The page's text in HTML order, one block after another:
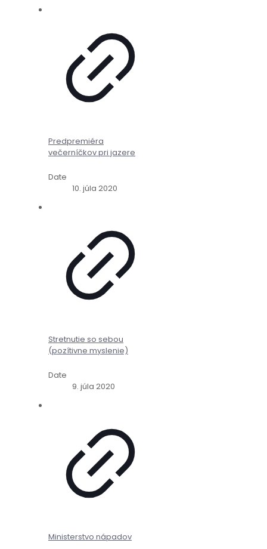
Predpremiéra
večerníčkov pri jazere
Date
10. júla 2020
Stretnutie so sebou
(pozítivne myslenie)
Date
9. júla 2020
Ministerstvo nápadov